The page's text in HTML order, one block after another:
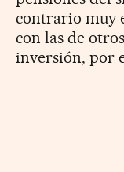
contrario muy
con las de
inversión, por